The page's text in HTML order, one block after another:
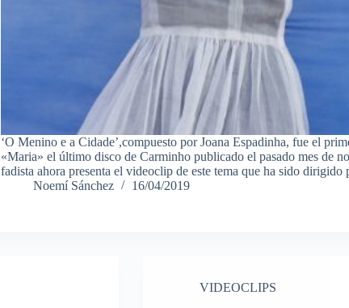
‘O Menino e a Cidade’,compuesto por Joana Espadinha, fue el
«Maria» el último disco de Carminho publicado el pasado mes de
fadista ahora presenta el videoclip de este tema que ha sido
Noemí Sánchez
16/04/2019
VIDEOCLIPS